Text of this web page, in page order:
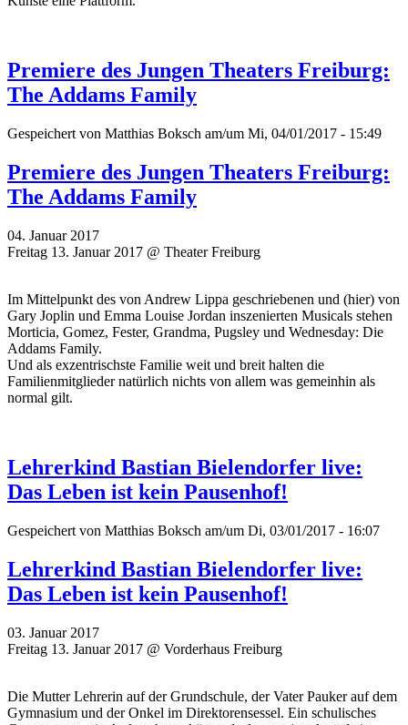
Premiere des Jungen Theaters Freiburg:
The Addams Family
Gespeichert von Matthias Boksch am/um Mi, 04/01/2017 - 15:49
Premiere des Jungen Theaters Freiburg:
The Addams Family
04. Januar 2017
Freitag 13. Januar 2017 @ Theater Freiburg
Im Mittelpunkt des von Andrew Lippa geschriebenen und (hier) von
Gary Joplin und Emma Louise Jordan inszenierten Musicals stehen
Morticia, Gomez, Fester, Grandma, Pugsley und Wednesday: Die
Addams Family.
Und als exzentrischste Familie weit und breit halten die
Familienmitglieder natürlich nichts von allem was gemeinhin als
normal gilt.
Lehrerkind Bastian Bielendorfer live:
Das Leben ist kein Pausenhof!
Gespeichert von Matthias Boksch am/um Di, 03/01/2017 - 16:07
Lehrerkind Bastian Bielendorfer live:
Das Leben ist kein Pausenhof!
03. Januar 2017
Freitag 13. Januar 2017 @ Vorderhaus Freiburg
Die Mutter Lehrerin auf der Grundschule, der Vater Pauker auf dem
Gymnasium und der Onkel im Direktorensessel. Ein schulisches